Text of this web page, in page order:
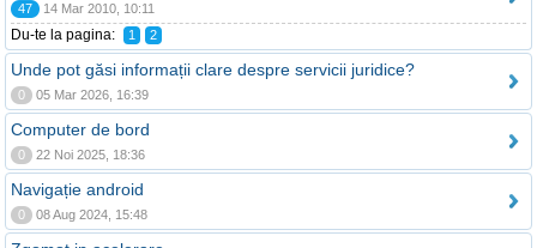
47 14 Mar 2010, 10:11
Du-te la pagina: 1 2
Unde pot găsi informații clare despre servicii juridice?
0 05 Mar 2026, 16:39
Computer de bord
0 22 Noi 2025, 18:36
Navigație android
0 08 Aug 2024, 15:48